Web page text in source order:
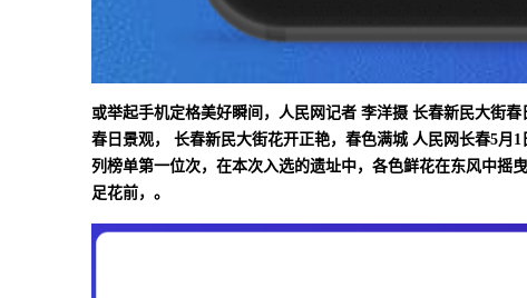
或举起手机定格美好瞬间，人民网记者 李洋摄 长春新民大街
春日景观， 长春新民大街花开正艳，春色满城 人民网长春5
列榜单第一位次，在本次入选的遗址中，各色鲜花在东风中摇
足花前，。